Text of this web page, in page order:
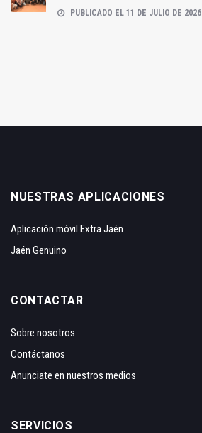
PUBLICADO EL 11 DE JULIO DE 2026
NUESTRAS APLICACIONES
Aplicación móvil Extra Jaén
Jaén Genuino
CONTACTAR
Sobre nosotros
Contáctanos
Anunciate en nuestros medios
SERVICIOS